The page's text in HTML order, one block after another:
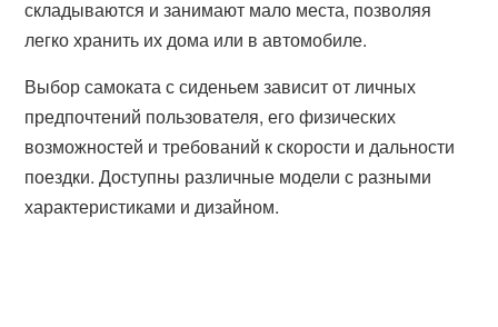
складываются и занимают мало места, позволяя
легко хранить их дома или в автомобиле.
Выбор самоката с сиденьем зависит от личных
предпочтений пользователя, его физических
возможностей и требований к скорости и дальности
поездки. Доступны различные модели с разными
характеристиками и дизайном.